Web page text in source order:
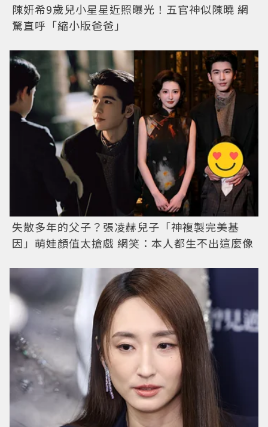
陳妍希9歲兒小星星近照曝光！五官神似陳曉 網
驚直呼「縮小版爸爸」
失散多年的父子？張凌赫兒子「神複製完美基
因」萌娃顏值太搶戲 網笑：本人都生不出這麼像